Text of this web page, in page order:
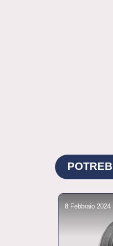
8 Febbraio 2024